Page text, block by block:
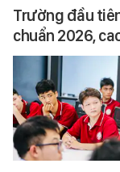
Trường đầu
chuẩn 2026,